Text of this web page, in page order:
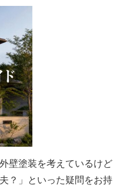
壁塗装を考えているけ
？」といった疑問をお